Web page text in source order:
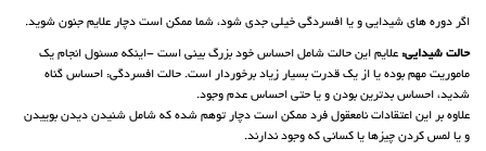
اگر دوره های شیدایی و یا افسردگی خیلی جدی شود، شما ممکن است دچار علایم جنون شوید.
حالت شیدایی: علایم این حالت شامل احساس خود بزرگ بینی است -اینکه مسئول انجام یک
ماموریت مهم بوده یا از یک قدرت بسیار زیاد برخوردار است. حالت افسردگی: احساس گناه
شدید، احساس بدترین بودن و یا حتی احساس عدم وجود.
علاوه بر این اعتقادات نامعقول فرد ممکن است دچار توهم شده که شامل شنیدن دیدن بوییدن
و یا لمس کردن چیزها یا کسانی که وجود ندارند.